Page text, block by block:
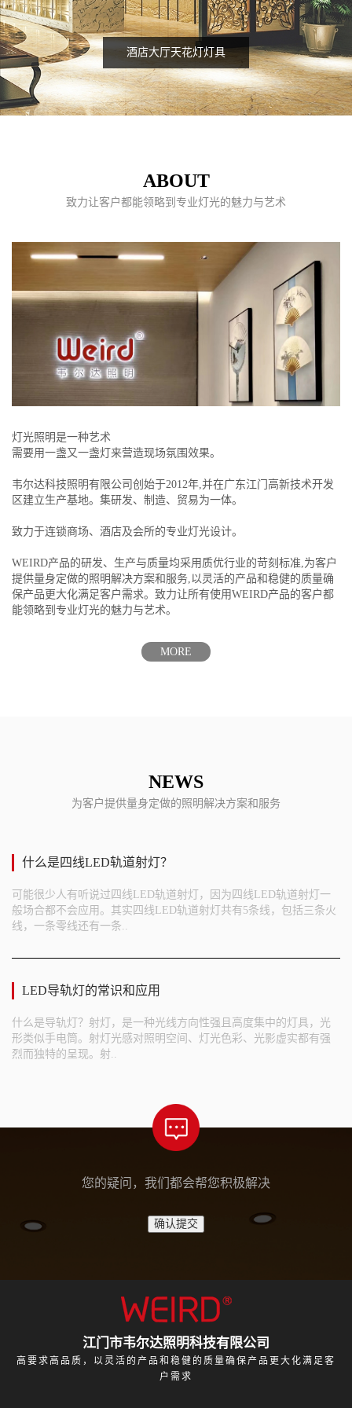
酒店大厅天花灯灯具
ABOUT
致力让客户都能领略到专业灯光的魅力与艺术
灯光照明是一种艺术
需要用一盏又一盏灯来营造现场氛围效果。
韦尔达科技照明有限公司创始于2012年,并在广东江门高新技术开发
区建立生产基地。集研发、制造、贸易为一体。
致力于连锁商场、酒店及会所的专业灯光设计。
WEIRD产品的研发、生产与质量均采用质优行业的苛刻标准,为客户
提供量身定做的照明解决方案和服务,以灵活的产品和稳健的质量确
保产品更大化满足客户需求。致力让所有使用WEIRD产品的客户都
能领略到专业灯光的魅力与艺术。
MORE
NEWS
为客户提供量身定做的照明解决方案和服务
什么是四线LED轨道射灯？
可能很少人有听说过四线LED轨道射灯，因为四线LED轨道射灯一
般场合都不会应用。其实四线LED轨道射灯共有5条线，包括三条火
线，一条零线还有一条..
LED导轨灯的常识和应用
什么是导轨灯？射灯，是一种光线方向性强且高度集中的灯具，光
形类似手电筒。射灯光感对照明空间、灯光色彩、光影虚实都有强
烈而独特的呈现。射..
您的疑问，我们都会帮您积极解决
江门市韦尔达照明科技有限公司
高要求高品质，以灵活的产品和稳健的质量确保产品更大化满足客
户需求